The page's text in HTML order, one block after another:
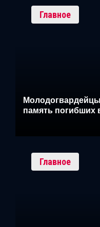
Главное
память погибших
Главное